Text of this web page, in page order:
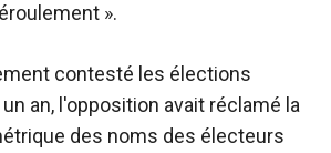
».
contesté les élections
an, l'opposition avait réclamé la
des noms des électeurs